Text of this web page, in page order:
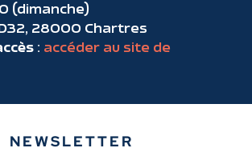
(dimanche)
D32, 28000 Chartres
: accéder au site de
NEWSLETTER